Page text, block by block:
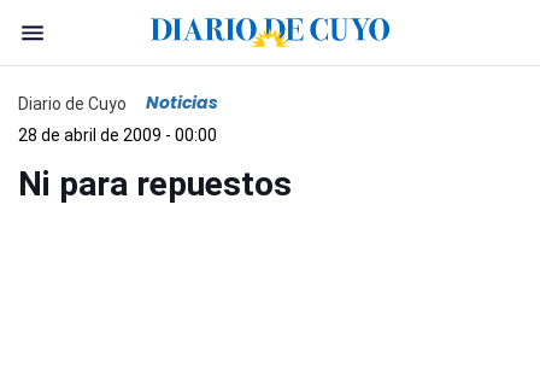
Diario de Cuyo Noticias
28 de abril de 2009 - 00:00
Ni para repuestos